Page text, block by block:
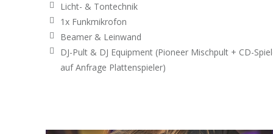
Licht- & Tontechnik
1x Funkmikrofon
Beamer & Leinwand
DJ-Pult & DJ Equipment (Pioneer Mischpult + CD-
auf Anfrage Plattenspieler)